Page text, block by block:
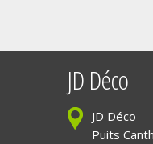
JD Déco
JD Déco
Puits